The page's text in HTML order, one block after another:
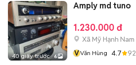
40 giây trước 6
Amply md tuno
1.230.000 đ
Xã Mỹ Hạnh Nam
VVăn Hùng 4.7 92